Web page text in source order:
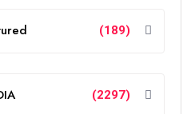
(189)
(2297)